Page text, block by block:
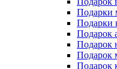
Подарки
Подарки
Подарок
Подарок
Подарок
Подарок